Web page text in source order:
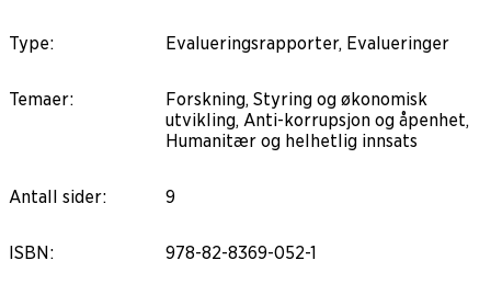
Type: Evalueringsrapporter, Evalueringer
Temaer:
Forskning, Styring og økonomisk
utvikling, Anti-korrupsjon og åpenhet,
Humanitær og helhetlig innsats
Antall sider: 9
ISBN : 978-82-8369-052-1